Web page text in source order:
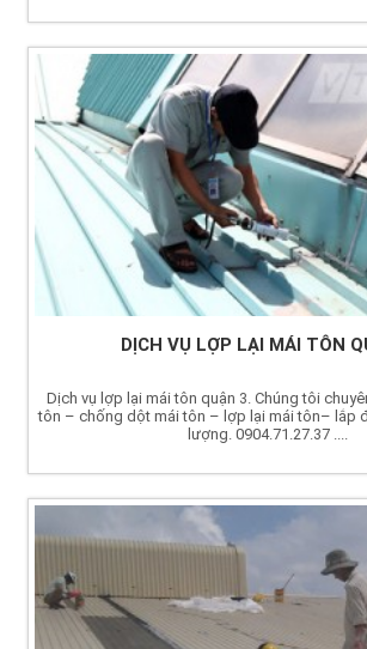
DỊCH VỤ LỢP LẠI MÁI TÔN
Dịch vụ lợp lại mái tôn quận 3. Chúng tôi
tôn – chống dột mái tôn – lợp lại mái tôn– lắp
lượng. 0904.71.27.37 ....